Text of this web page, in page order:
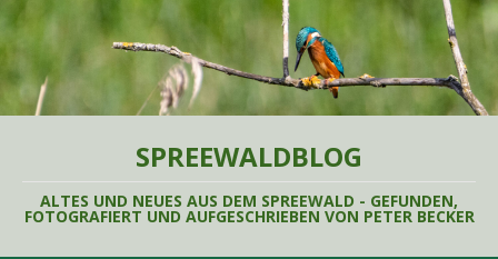
SPREEWALDBLOG
ALTES UND NEUES AUS DEM SPREEWALD - GEFUNDEN,
FOTOGRAFIERT UND AUFGESCHRIEBEN VON PETER BECKER